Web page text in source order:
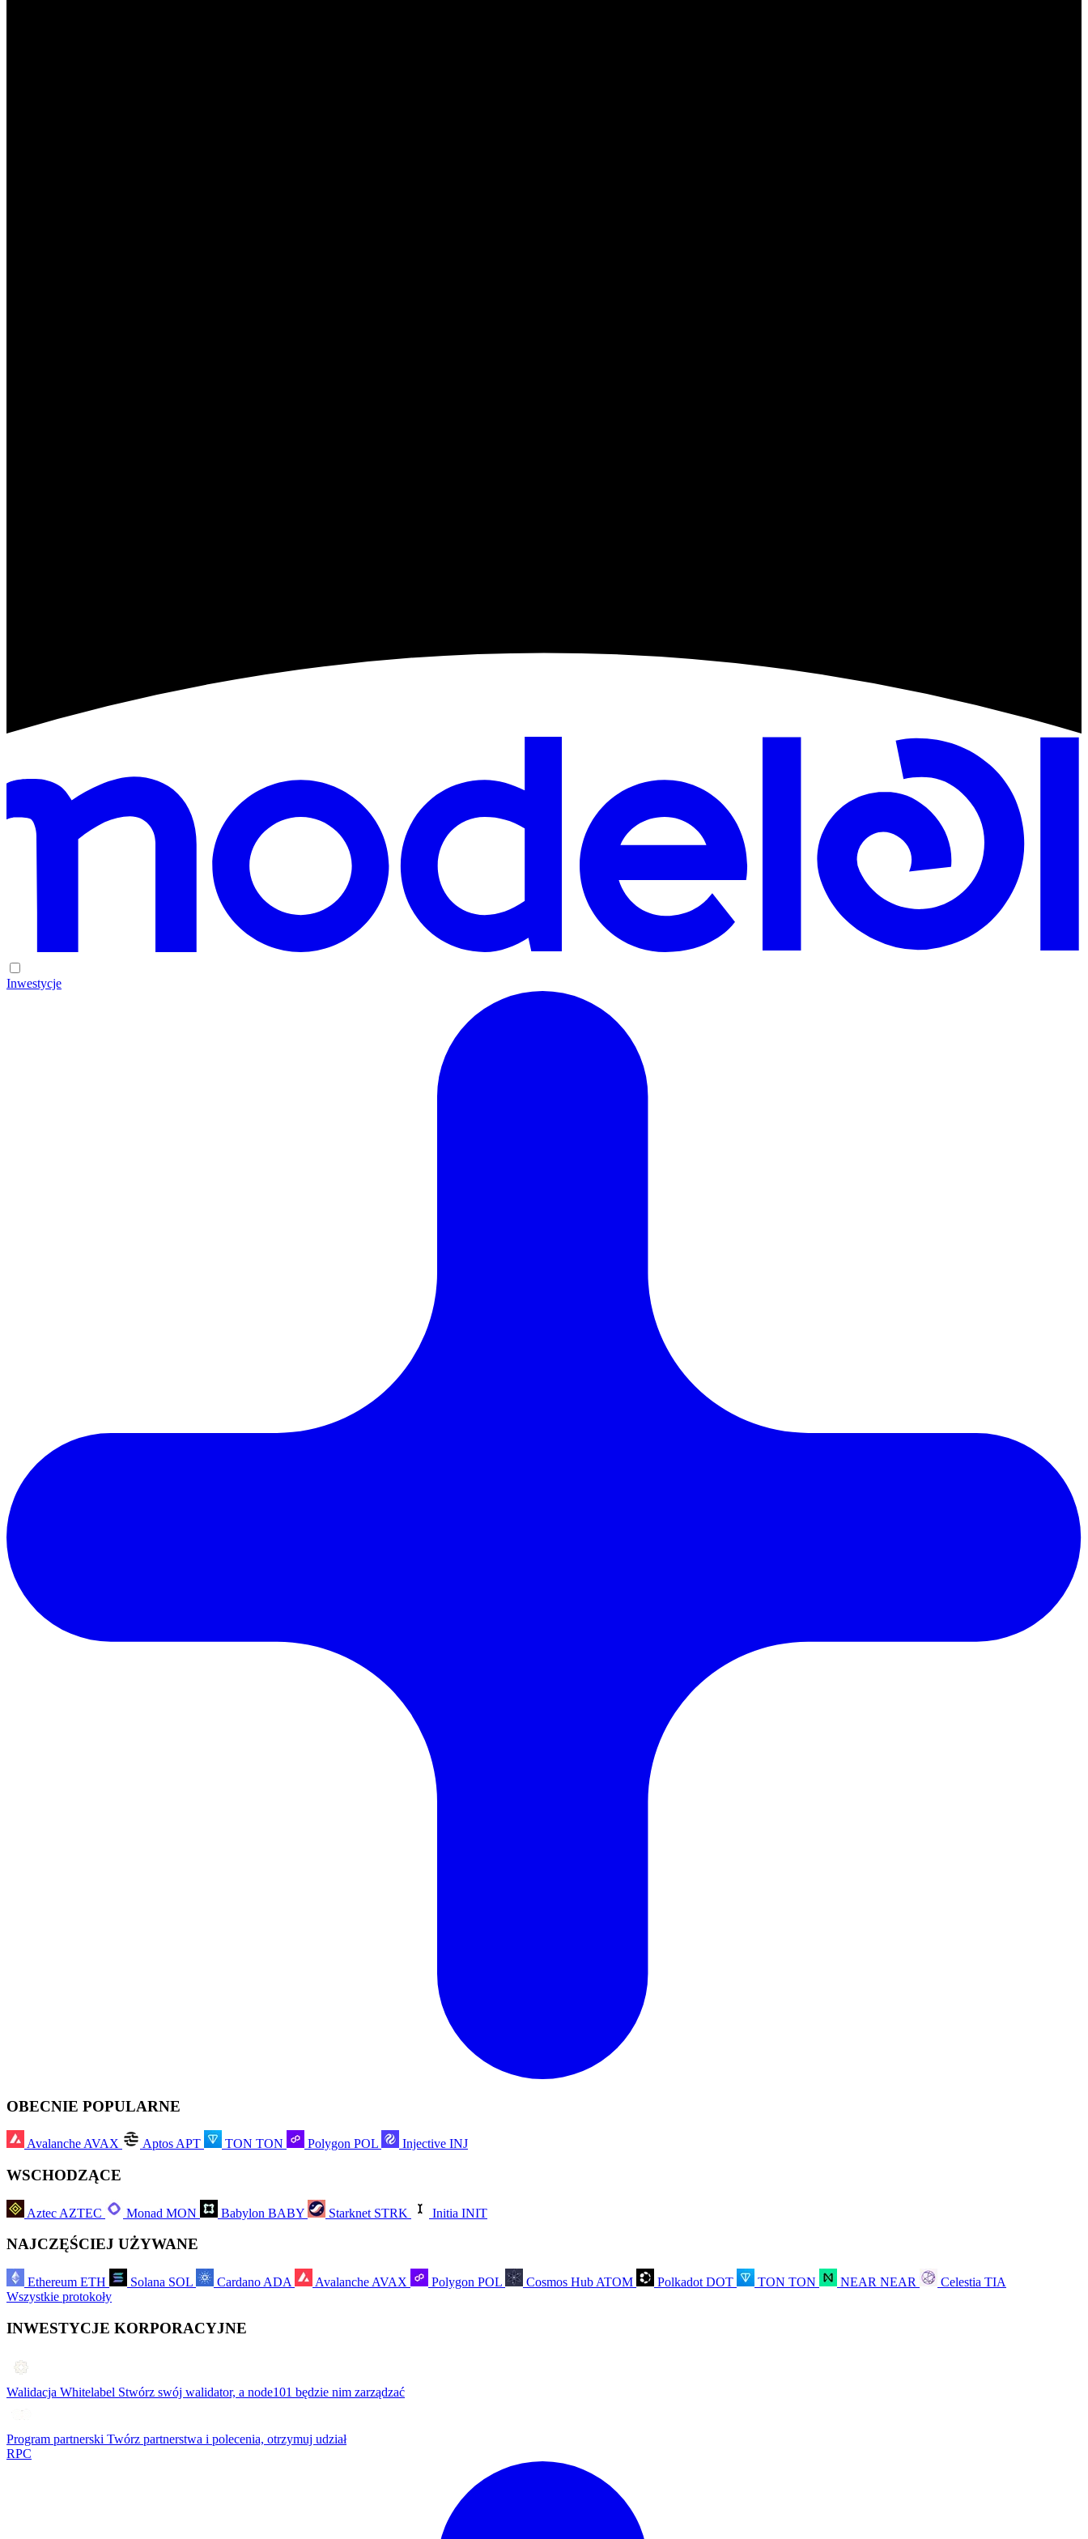
Inwestycje
OBECNIE POPULARNE
Avalanche AVAX Aptos APT TON TON Polygon POL Injective INJ
WSCHODZĄCE
Aztec AZTEC Monad MON Babylon BABY Starknet STRK Initia INIT
NAJCZĘŚCIEJ UŻYWANE
Ethereum ETH Solana SOL Cardano ADA Avalanche AVAX Polygon POL Cosmos Hub ATOM Polkadot DOT TON TON NEAR NEAR Celestia TIA
Wszystkie protokoły
INWESTYCJE KORPORACYJNE
Walidacja Whitelabel Stwórz swój walidator, a node101 będzie nim zarządzać
Program partnerski Twórz partnerstwa i polecenia, otrzymuj udział
RPC